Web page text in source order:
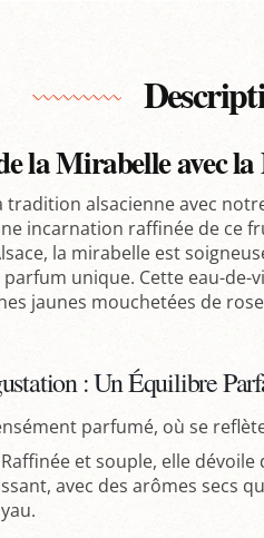
la Mirabelle avec
tradition alsacienne avec
incarnation raffinée de ce
la mirabelle est
unique. Cette eau-de-
jaunes mouchetées de
: Un Équilibre
parfumé, où se
et souple, elle
avec des arômes secs